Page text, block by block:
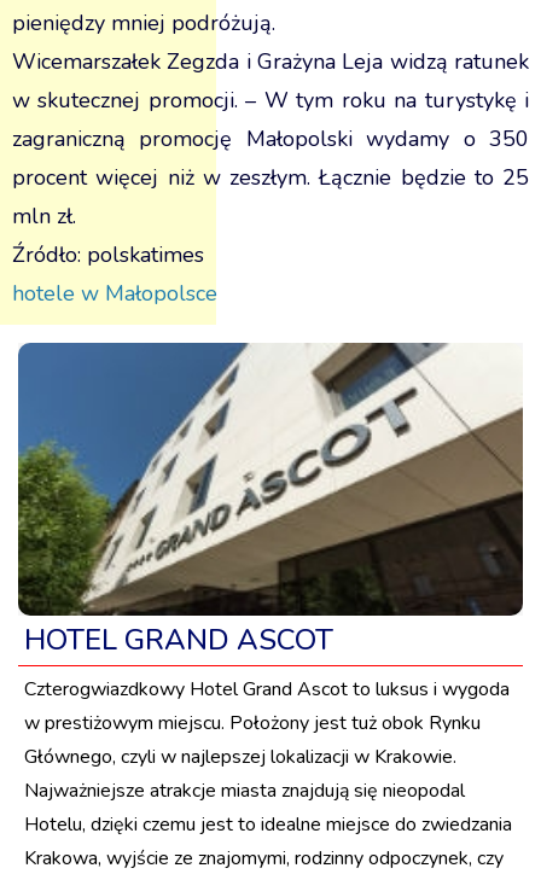
pieniędzy mniej podróżują.
Wicemarszałek Zegzda i Grażyna Leja widzą ratunek
w skutecznej promocji. – W tym roku na turystykę i
zagraniczną promocję Małopolski wydamy o 350
procent więcej niż w zeszłym. Łącznie będzie to 25
mln zł.
Źródło: polskatimes
hotele w Małopolsce
HOTEL GRAND ASCOT
Czterogwiazdkowy Hotel Grand Ascot to luksus i wygoda
w prestiżowym miejscu. Położony jest tuż obok Rynku
Głównego, czyli w najlepszej lokalizacji w Krakowie.
Najważniejsze atrakcje miasta znajdują się nieopodal
Hotelu, dzięki czemu jest to idealne miejsce do zwiedzania
Krakowa, wyjście ze znajomymi, rodzinny odpoczynek, czy